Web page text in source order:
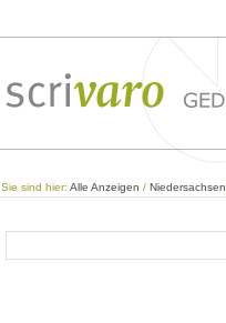
Sie sind hier: Alle Anzeigen / Niedersachsen